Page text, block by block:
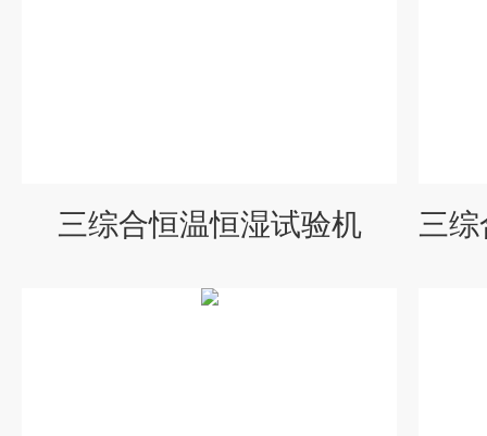
三综合恒温恒湿试验机